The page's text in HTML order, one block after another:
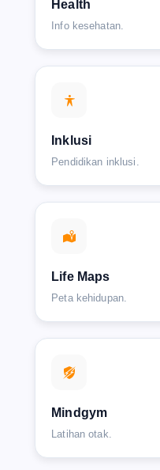
Health
Info kesehatan.
Inklusi
Pendidikan inklusi.
Life Maps
Peta kehidupan.
Mindgym
Latihan otak.